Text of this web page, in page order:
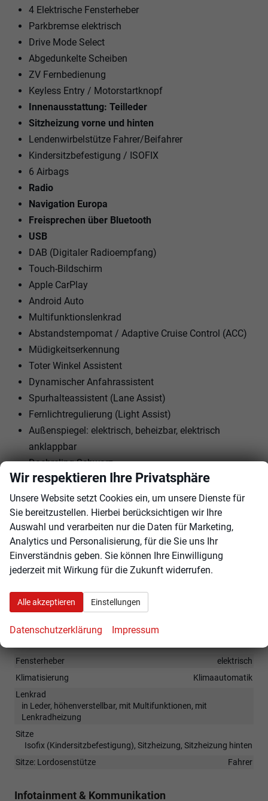
4 Elektrische Fensterheber
Parkbremse elektrisch
Drive Mode Select
Abgedunkelte Scheiben
ZV Fernbedienung
Keyless Entry / Motorstartknopf
Innenausstattung: Teilleder
Sitzheizung vorne und hinten
Lendenwirbelstütze Fahrer/Beifahrer
Kindersitzbefestigung / ISOFIX
6 Airbags
Radio
Navigation Europa
Freisprechen über Bluetooth
USB
DAB (Digitaler Radioempfang)
Touch-Bildschirm
Apple CarPlay
Android Auto
Multifunktionslenkrad
Abstandstempomat / Adaptive Cruise Control (ACC)
Müdigkeitserkennung
Toter Winkel Assistent
Dynamischer Anfahrassistent
Spurhalteassistent (Lane Assist)
Fernlichtregulierung (Light Assist)
Außenspiegel: elektrisch, beheizbar, elektrisch
anklappbar
Dachreling Schwarz
Rückfahrkamera
Parksensoren vorne + hinten
18"" LM-Felgen mit Reifen 235/55R18
Matrix-LED
Tagfahrlicht mit LED
Kurvenlicht
Geschwindigkeitserkennung
Bergabfahrassistent
Drahtloses Telefonladen
Fensterheber
elektrisch
Klimatisierung
Klimaautomatik
Lenkrad
in Leder, höhenverstellbar, mit Multifunktionen, mit
Lenkradheizung
Sitze
Isofix (Kindersitzbefestigung), Sitzheizung, Sitzheizung hinten
Sitze: Lordosenstütze
Fahrer
Infotainment & Kommunikation
Wir respektieren Ihre Privatsphäre
Unsere Website setzt Cookies ein, um unsere Dienste für
Sie bereitzustellen. Hierbei berücksichtigen wir Ihre
Auswahl und verarbeiten nur die Daten für Marketing,
Analytics und Personalisierung, für die Sie uns Ihr
Einverständnis geben. Sie können Ihre Einwilligung
jederzeit mit Wirkung für die Zukunft widerrufen.
Alle akzeptieren Einstellungen
Datenschutzerklärung Impressum